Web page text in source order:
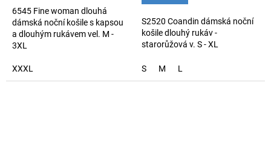
5
hvězdiček.
6545 Fine woman dlouhá
dámská noční košile s kapsou
a dlouhým rukávem vel. M -
3XL
XXXL
S2520 Coandin dámská noční
košile dlouhý rukáv -
starorůžová v. S - XL
S M L